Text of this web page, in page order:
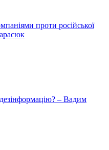
проти російської
– Вадим